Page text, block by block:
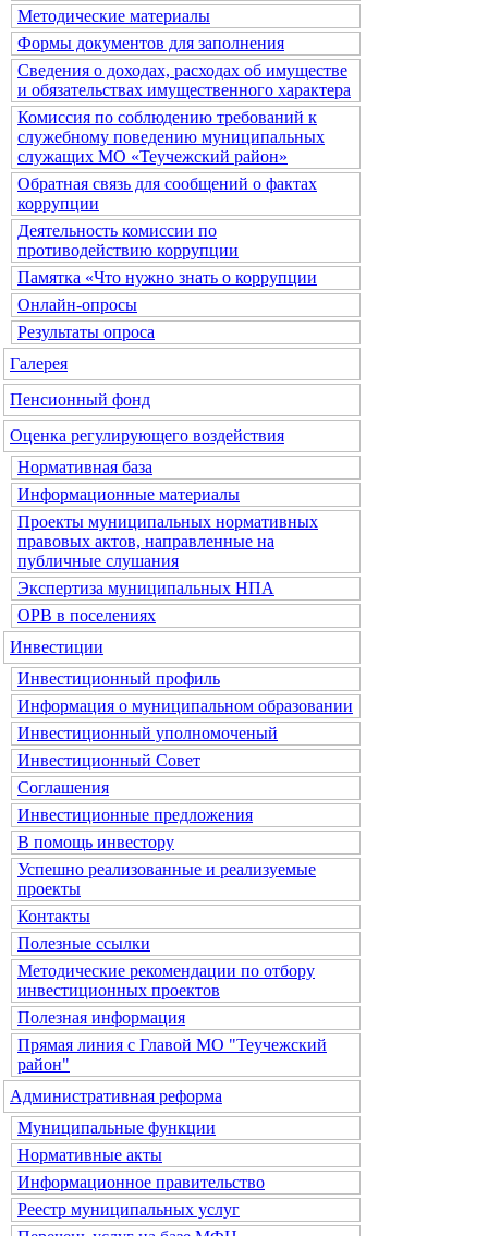
Методические материалы
Формы документов для заполнения
Сведения о доходах, расходах об имуществе
и обязательствах имущественного характера
Комиссия по соблюдению требований к
служебному поведению муниципальных
служащих МО «Теучежский район»
Обратная связь для сообщений о фактах
коррупции
Деятельность комиссии по
противодействию коррупции
Памятка «Что нужно знать о коррупции
Онлайн-опросы
Результаты опроса
Галерея
Пенсионный фонд
Оценка регулирующего воздействия
Нормативная база
Информационные материалы
Проекты муниципальных нормативных
правовых актов, направленные на
публичные слушания
Экспертиза муниципальных НПА
ОРВ в поселениях
Инвестиции
Инвестиционный профиль
Информация о муниципальном образовании
Инвестиционный уполномоченый
Инвестиционный Совет
Соглашения
Инвестиционные предложения
В помощь инвестору
Успешно реализованные и реализуемые
проекты
Контакты
Полезные ссылки
Методические рекомендации по отбору
инвестиционных проектов
Полезная информация
Прямая линия с Главой МО "Теучежский
район"
Административная реформа
Муниципальные функции
Нормативные акты
Информационное правительство
Реестр муниципальных услуг